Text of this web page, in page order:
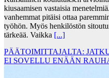
kiusaamisen vastaisia
vanhemmat pitäisi ottaa
työhön. Myös henkilöstön
tärkeää. Vaikka [...]
PÄÄTOIMITTAJALTA:
EI SOVELLU ENÄÄN